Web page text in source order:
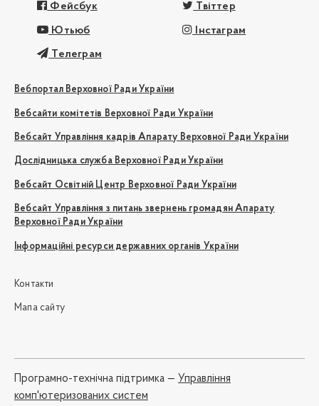
Фейсбук Твіттер
Ютьюб Інстаграм
Телеграм
Вебпортал Верховної Ради України
Вебсайти комітетів Верховної Ради України
Вебсайт Управління кадрів Апарату Верховної Ради України
Дослідницька служба Верховної Ради України
Вебсайт Освітній Центр Верховної Ради України
Вебсайт Управління з питань звернень громадян Апарату
Верховної Ради України
Інформаційні ресурси державних органів України
Контакти
Мапа сайту
Програмно-технічна підтримка — Управління
комп'ютеризованих систем